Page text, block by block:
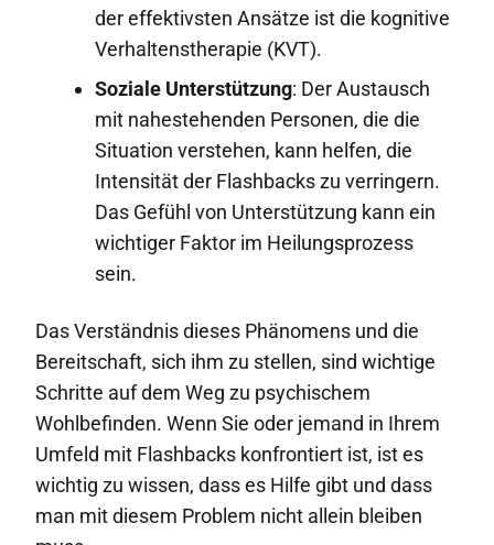
der effektivsten Ansätze ist die kognitive
Verhaltenstherapie (KVT).
Soziale Unterstützung: Der Austausch
mit nahestehenden Personen, die die
Situation verstehen, kann helfen, die
Intensität der Flashbacks zu verringern.
Das Gefühl von Unterstützung kann ein
wichtiger Faktor im Heilungsprozess
sein.
Das Verständnis dieses Phänomens und die
Bereitschaft, sich ihm zu stellen, sind wichtige
Schritte auf dem Weg zu psychischem
Wohlbefinden. Wenn Sie oder jemand in Ihrem
Umfeld mit Flashbacks konfrontiert ist, ist es
wichtig zu wissen, dass es Hilfe gibt und dass
man mit diesem Problem nicht allein bleiben